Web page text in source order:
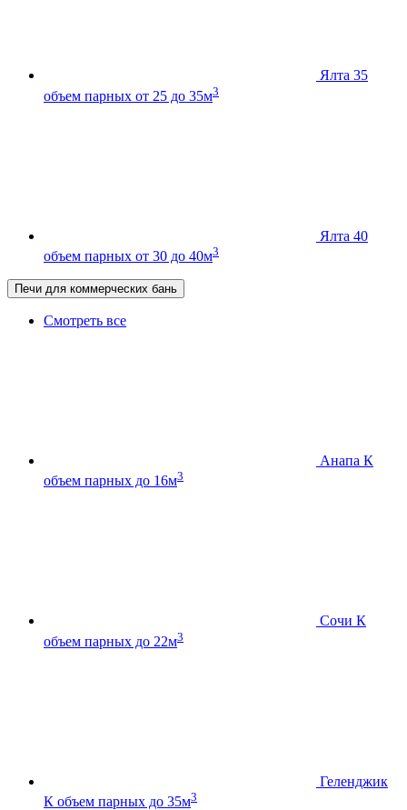
Ялта 35
объем парных от 25 до 35м3
Ялта 40
объем парных от 30 до 40м3
Печи для коммерческих бань
Смотреть все
Анапа К
объем парных до 16м3
Сочи К
объем парных до 22м3
Геленджик
К объем парных до 35м3